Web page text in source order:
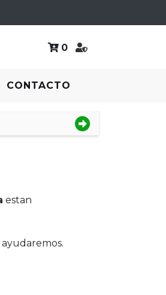
0
CONTACTO
estan